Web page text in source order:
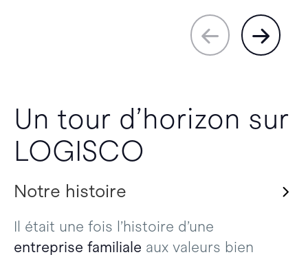
Un tour d’horizon sur
LOGISCO
Notre histoire
Il était une fois l’histoire d’une
entreprise familiale aux valeurs bien